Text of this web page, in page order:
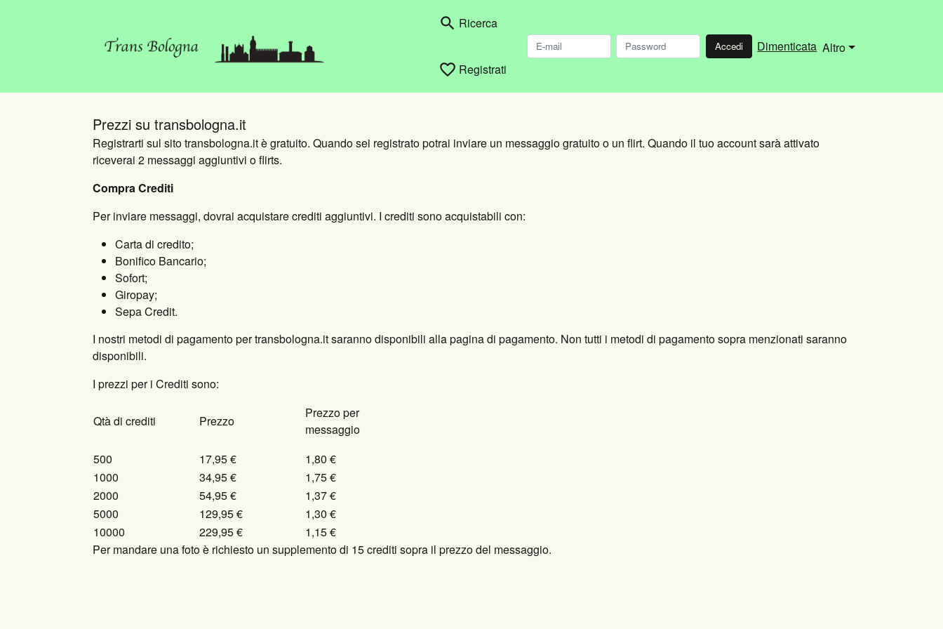
search Ricerca
favorite_border Registrati
Accedi Dimenticata Altro
Prezzi su transbologna.it
Registrarti sul sito transbologna.it è gratuito. Quando sei registrato potrai inviare un messaggio gratuito o un flirt. Quando il tuo account sarà attivato
riceverai 2 messaggi aggiuntivi o flirts.
Compra Crediti
Per inviare messaggi, dovrai acquistare crediti aggiuntivi. I crediti sono acquistabili con:
Carta di credito;
Bonifico Bancario;
Sofort;
Giropay;
Sepa Credit.
I nostri metodi di pagamento per transbologna.it saranno disponibili alla pagina di pagamento. Non tutti i metodi di pagamento sopra menzionati saranno
disponibili.
I prezzi per i Crediti sono:
Qtà di crediti Prezzo
Prezzo per
messaggio
500
17,95 €
1,80 €
1000
34,95 €
1,75 €
2000
54,95 €
1,37 €
5000
129,95 €
1,30 €
10000
229,95 €
1,15 €
Per mandare una foto è richiesto un supplemento di 15 crediti sopra il prezzo del messaggio.